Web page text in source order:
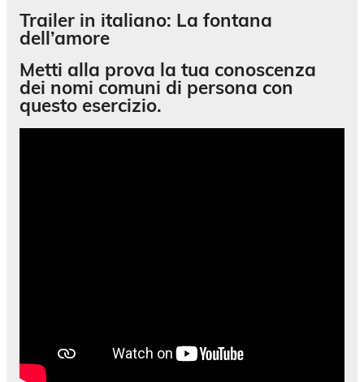
Trailer in italiano: La fontana
dell’amore
Metti alla prova la tua conoscenza
dei nomi comuni di persona con
questo esercizio.